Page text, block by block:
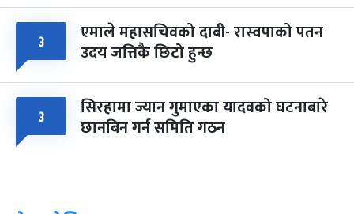
३ एमाले महासचिवको दाबी- रास्वपाको पतन
उदय जत्तिकै छिटो हुन्छ
३ सिरहामा ज्यान गुमाएका यादवको घटनाबारे
छानबिन गर्न समिति गठन